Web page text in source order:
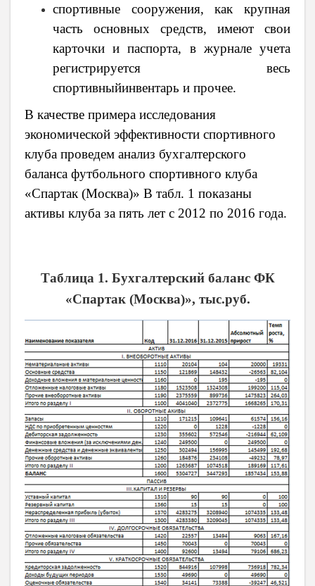
спортивные сооружения, как крупная
часть основных средств, имеют свои
карточки и паспорта, в журнале учета
регистрируется весь
спортивныйинвентарь и прочее.
В качестве примера исследования
экономической эффективности спортивного
клуба проведем анализ бухгалтерского
баланса футбольного спортивного клуба
«Спартак (Москва)» В табл. 1 показаны
активы клуба за пять лет с 2012 по 2016 года.
Таблица 1. Бухгалтерский баланс ФК
«Спартак (Москва)», тыс.руб.